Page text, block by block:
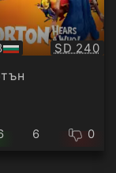
SD 240
6 0